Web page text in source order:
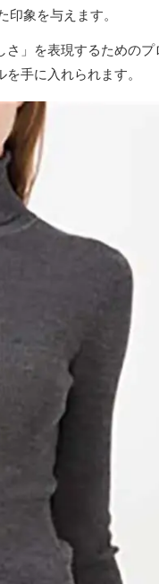
象を与えます。
」を表現するためのプ
手に入れられます。